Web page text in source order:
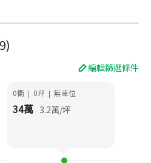
)
編輯篩選條件
0衛 | 0坪 | 無車位
34萬 3.2萬/坪